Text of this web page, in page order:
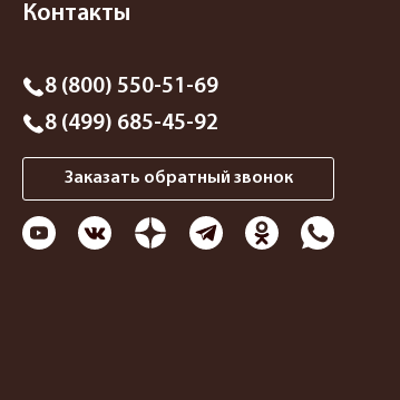
Контакты
8 (800) 550-51-69
8 (499) 685-45-92
Заказать обратный звонок